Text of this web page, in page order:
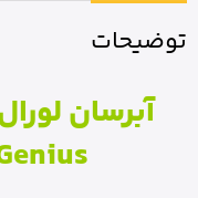
توضیحات
آبرسان